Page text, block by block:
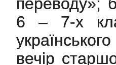
6 – 7-х
вечір